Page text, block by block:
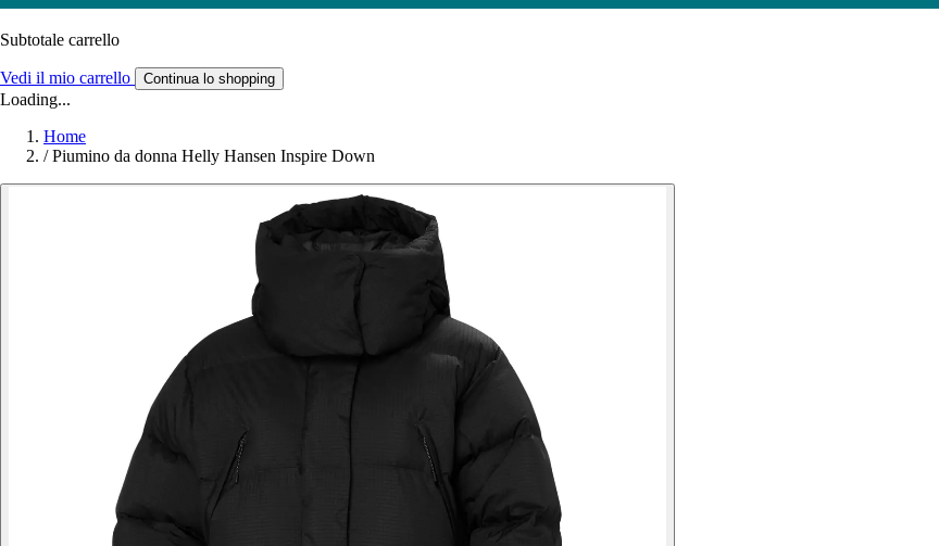
Subtotale carrello
Vedi il mio carrello Continua lo shopping
Loading...
Home
/ Piumino da donna Helly Hansen Inspire Down